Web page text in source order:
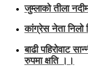
जुम्लाको तीला
कांग्रेस नेता निलो
बाढी पहिरोवाट
रुपमा क्षति ।।